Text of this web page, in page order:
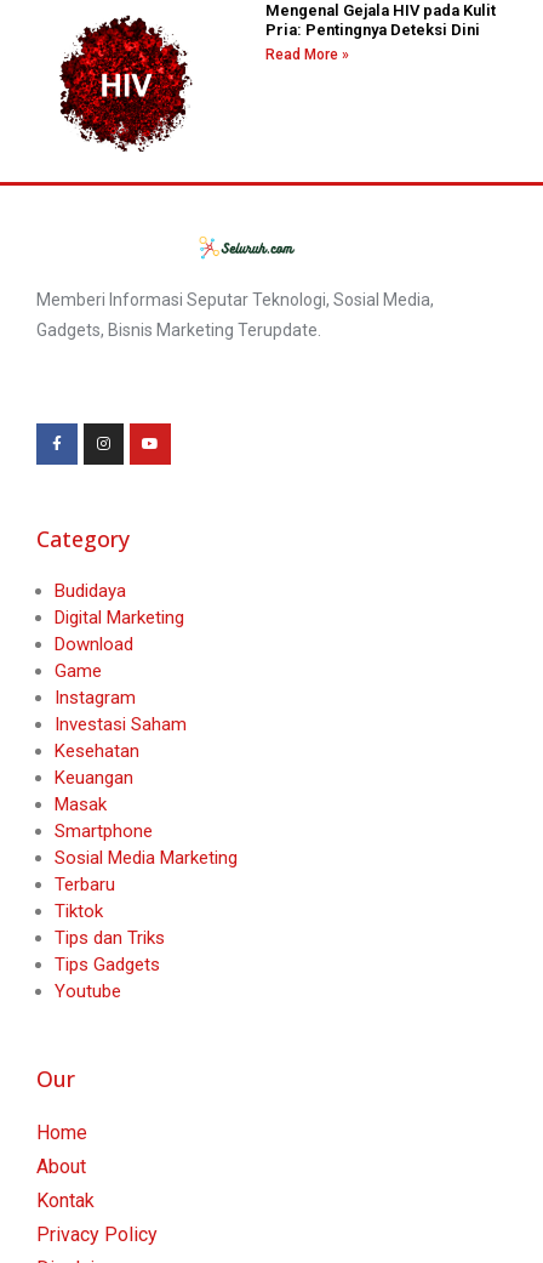
Mengenal Gejala HIV pada Kulit
Pria: Pentingnya Deteksi Dini
Read More »
Memberi Informasi Seputar Teknologi, Sosial Media,
Gadgets, Bisnis Marketing Terupdate.
Category
Budidaya
Digital Marketing
Download
Game
Instagram
Investasi Saham
Kesehatan
Keuangan
Masak
Smartphone
Sosial Media Marketing
Terbaru
Tiktok
Tips dan Triks
Tips Gadgets
Youtube
Our
Home
About
Kontak
Privacy Policy